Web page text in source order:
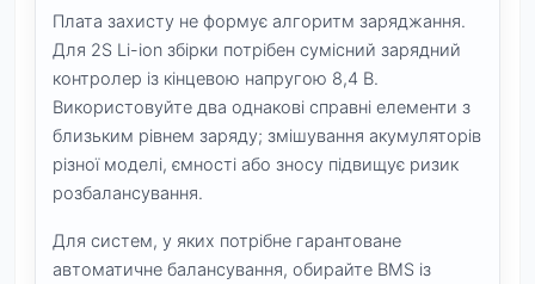
Плата захисту не формує алгоритм заряджання.
Для 2S Li-ion збірки потрібен сумісний зарядний
контролер із кінцевою напругою 8,4 В.
Використовуйте два однакові справні елементи з
близьким рівнем заряду; змішування акумуляторів
різної моделі, ємності або зносу підвищує ризик
розбалансування.
Для систем, у яких потрібне гарантоване
автоматичне балансування, обирайте BMS із